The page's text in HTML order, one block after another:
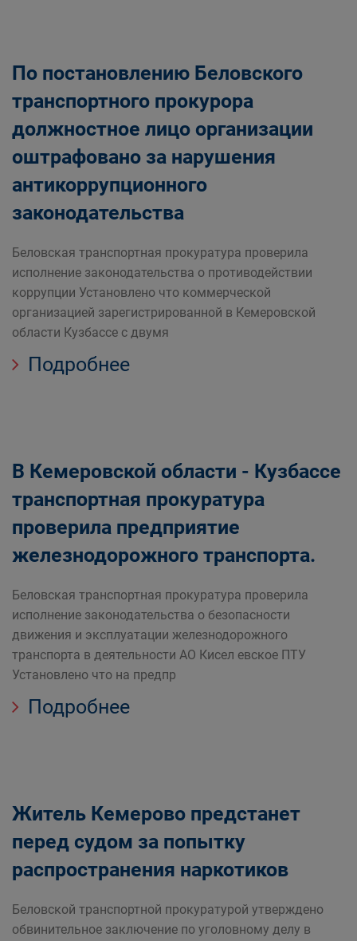
По постановлению Беловского
транспортного прокурора
должностное лицо организации
оштрафовано за нарушения
антикоррупционного
законодательства
Беловская транспортная прокуратура проверила
исполнение законодательства о противодействии
коррупции Установлено что коммерческой
организацией зарегистрированной в Кемеровской
области Кузбассе с двумя
Подробнее
В Кемеровской области - Кузбассе
транспортная прокуратура
проверила предприятие
железнодорожного транспорта.
Беловская транспортная прокуратура проверила
исполнение законодательства о безопасности
движения и эксплуатации железнодорожного
транспорта в деятельности АО Кисел евское ПТУ
Установлено что на предпр
Подробнее
Житель Кемерово предстанет
перед судом за попытку
распространения наркотиков
Беловской транспортной прокуратурой утверждено
обвинительное заключение по уголовному делу в